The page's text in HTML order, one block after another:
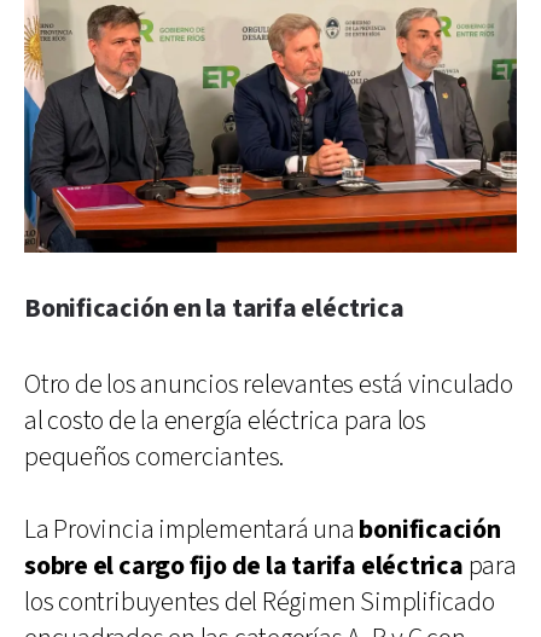
Bonificación en la tarifa eléctrica
Otro de los anuncios relevantes está vinculado
al costo de la energía eléctrica para los
pequeños comerciantes.
La Provincia implementará una bonificación
sobre el cargo fijo de la tarifa eléctrica para
los contribuyentes del Régimen Simplificado